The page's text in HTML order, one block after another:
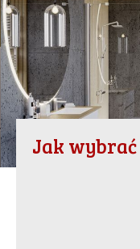
Jak